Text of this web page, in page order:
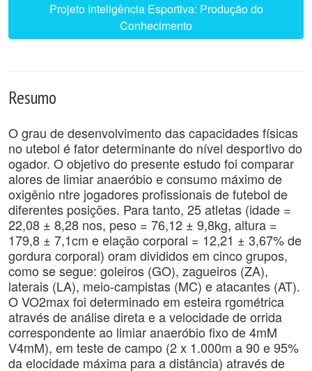
Projeto Inteligência Esportiva: Produção do
Conhecimento
Resumo
O grau de desenvolvimento das capacidades físicas
no utebol é fator determinante do nível desportivo do
ogador. O objetivo do presente estudo foi comparar
alores de limiar anaeróbio e consumo máximo de
oxigênio ntre jogadores profissionais de futebol de
diferentes posições. Para tanto, 25 atletas (idade =
22,08 ± 8,28 nos, peso = 76,12 ± 9,8kg, altura =
179,8 ± 7,1cm e elação corporal = 12,21 ± 3,67% de
gordura corporal) oram divididos em cinco grupos,
como se segue: goleiros (GO), zagueiros (ZA),
laterais (LA), meio-campistas (MC) e atacantes (AT).
O VO2max foi determinado em esteira rgométrica
através de análise direta e a velocidade de orrida
correspondente ao limiar anaeróbio fixo de 4mM
V4mM), em teste de campo (2 x 1.000m a 90 e 95%
da elocidade máxima para a distância) através de